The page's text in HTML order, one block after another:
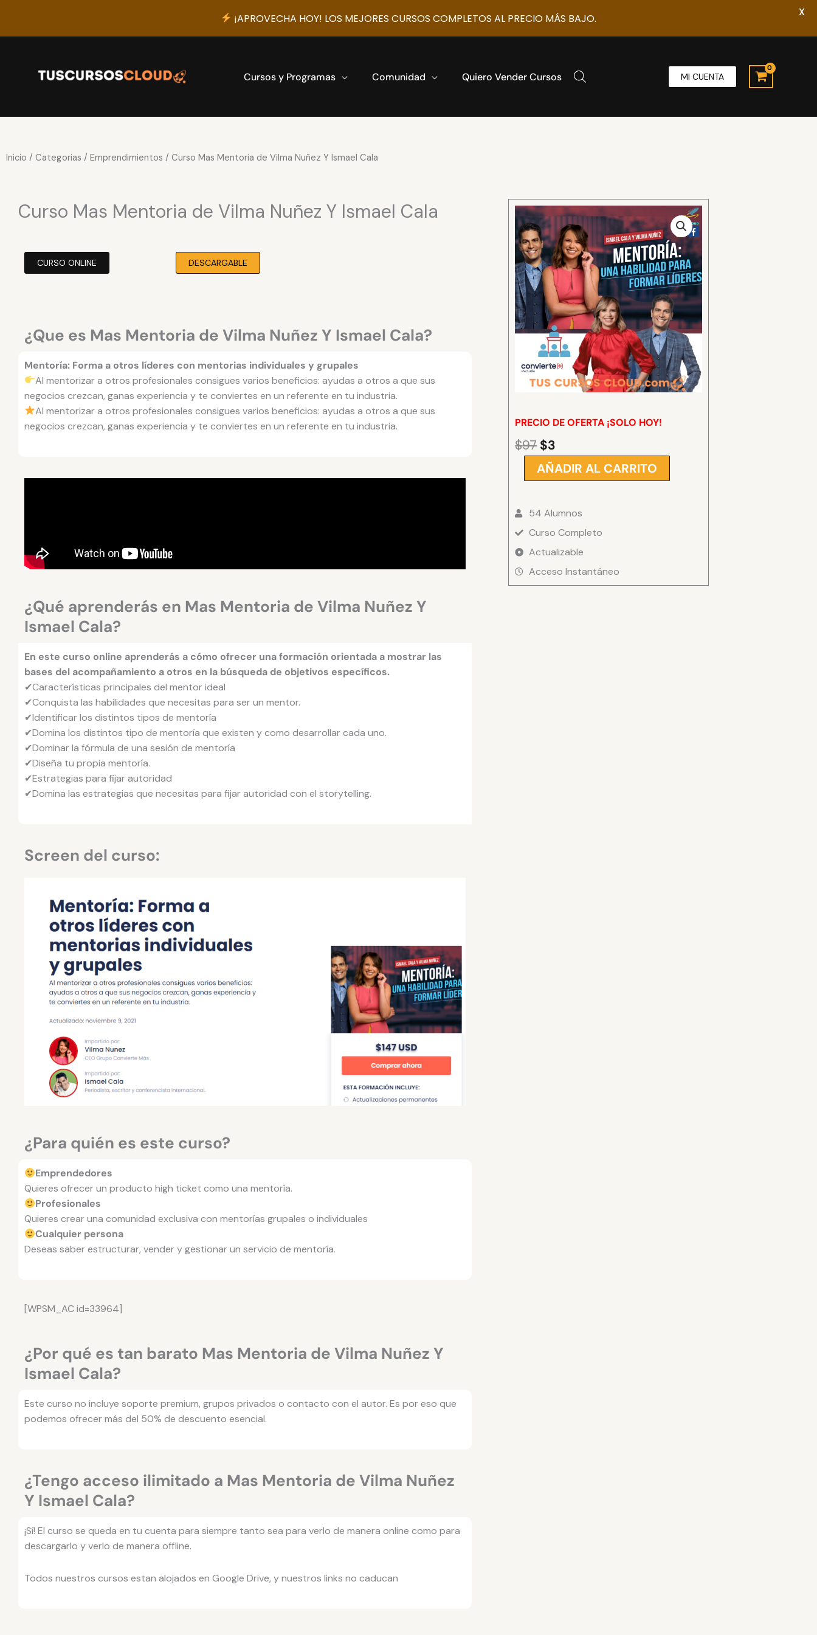
contenido
Cursos y Programas Comunidad Quiero Vender Cursos MI CUENTA
Inicio / Categorias / Emprendimientos / Curso Mas Mentoria de Vilma Nuñez Y Ismael Cala
Curso Mas Mentoria de Vilma Nuñez Y Ismael Cala
CURSO ONLINE DESCARGABLE
¿Que es Mas Mentoria de Vilma Nuñez Y Ismael Cala?
Mentoría: Forma a otros líderes con mentorias individuales y grupales
Al mentorizar a otros profesionales consigues varios beneficios: ayudas a otros a que sus
negocios crezcan, ganas experiencia y te conviertes en un referente en tu industria.
Al mentorizar a otros profesionales consigues varios beneficios: ayudas a otros a que sus
negocios crezcan, ganas experiencia y te conviertes en un referente en tu industria.
¿Qué aprenderás en Mas Mentoria de Vilma Nuñez Y
Ismael Cala?
En este curso online aprenderás a cómo ofrecer una formación orientada a mostrar las
bases del acompañamiento a otros en la búsqueda de objetivos específicos.
✔Características principales del mentor ideal
✔Conquista las habilidades que necesitas para ser un mentor.
✔Identificar los distintos tipos de mentoría
✔Domina los distintos tipo de mentoría que existen y como desarrollar cada uno.
✔Dominar la fórmula de una sesión de mentoría
✔Diseña tu propia mentoría.
✔Estrategias para fijar autoridad
✔Domina las estrategias que necesitas para fijar autoridad con el storytelling.
Screen del curso:
¿Para quién es este curso?
Emprendedores
Quieres ofrecer un producto high ticket como una mentoría.
Profesionales
Quieres crear una comunidad exclusiva con mentorías grupales o individuales
Cualquier persona
Deseas saber estructurar, vender y gestionar un servicio de mentoría.
[WPSM_AC id=33964]
¿Por qué es tan barato Mas Mentoria de Vilma Nuñez Y
Ismael Cala?
Este curso no incluye soporte premium, grupos privados o contacto con el autor. Es por eso que
podemos ofrecer más del 50% de descuento esencial.
¿Tengo acceso ilimitado a Mas Mentoria de Vilma Nuñez
Y Ismael Cala?
¡Sí! El curso se queda en tu cuenta para siempre tanto sea para verlo de manera online como para
descargarlo y verlo de manera offline.
Todos nuestros cursos estan alojados en Google Drive, y nuestros links no caducan
PRECIO DE OFERTA ¡SOLO HOY!
$97El
precio
original
$97.
$3
precio
actual
$3.
Curso
de
Vilma
Nuñez
Y
AÑADIR AL CARRITO
54 Alumnos
Curso Completo
Actualizable
Acceso Instantáneo
¡APROVECHA HOY! LOS MEJORES CURSOS COMPLETOS AL PRECIO MÁS BAJO. X